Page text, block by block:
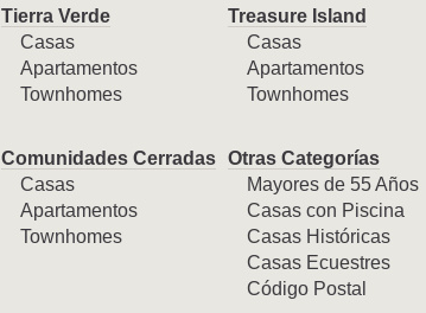
Tierra Verde
Casas
Apartamentos
Townhomes
Treasure Island
Casas
Apartamentos
Townhomes
Comunidades Cerradas
Casas
Apartamentos
Townhomes
Otras Categorías
Mayores de 55 Años
Casas con Piscina
Casas Históricas
Casas Ecuestres
Código Postal